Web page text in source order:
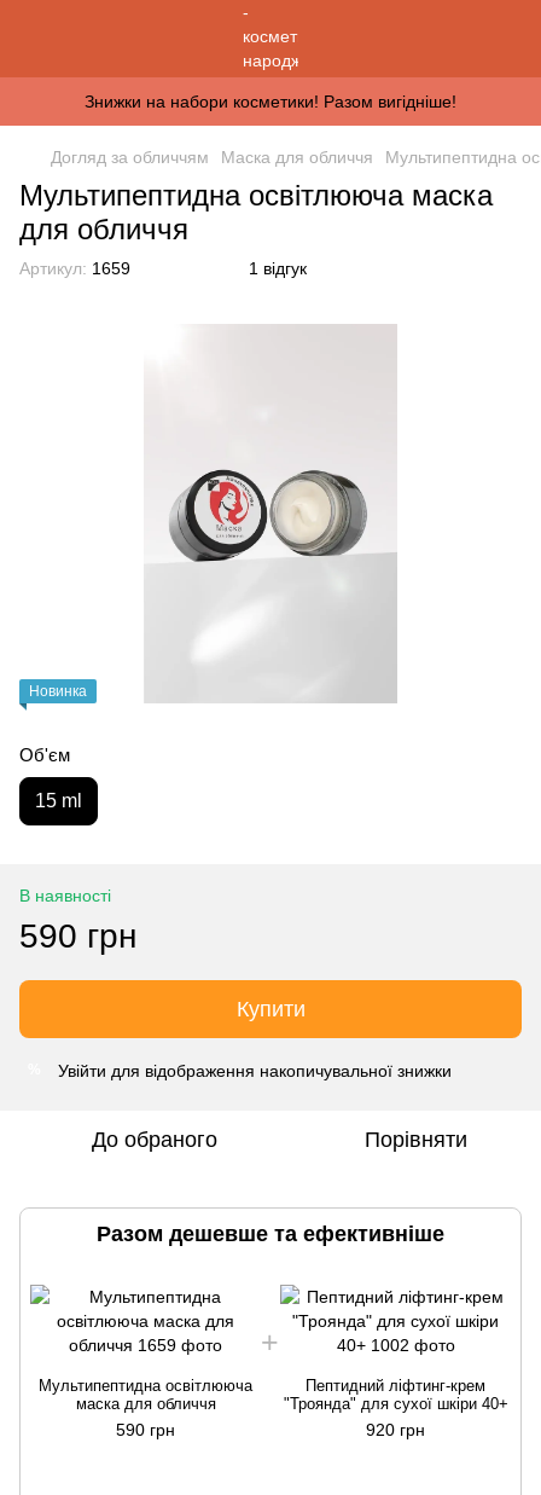
Знижки на набори косметики! Разом вигідніше!
Догляд за обличчям Маска для обличчя Мультипептидна
Мультипептидна освітлююча маска
для обличчя
Артикул: 1659 1 відгук
Новинка
Об'єм
15 ml
В наявності
590 грн
Купити
Увійти для відображення накопичувальної знижки
До обраного Порівняти
Разом дешевше та ефективніше
Мультипептидна освітлююча
маска для обличчя
590 грн
Пептидний ліфтинг-крем
"Троянда" для сухої шкіри 40+
920 грн